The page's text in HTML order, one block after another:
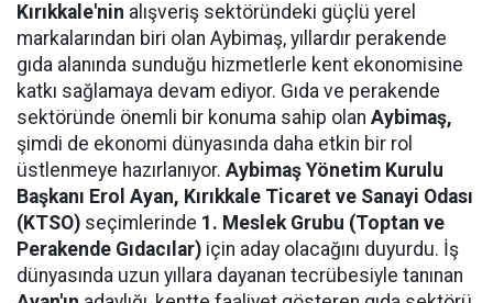
Kırıkkale'nin alışveriş sektöründeki güçlü yerel
markalarından biri olan Aybimaş, yıllardır perakende
gıda alanında sunduğu hizmetlerle kent ekonomisine
katkı sağlamaya devam ediyor. Gıda ve perakende
sektöründe önemli bir konuma sahip olan Aybimaş,
şimdi de ekonomi dünyasında daha etkin bir rol
üstlenmeye hazırlanıyor. Aybimaş Yönetim Kurulu
Başkanı Erol Ayan, Kırıkkale Ticaret ve Sanayi Odası
(KTSO) seçimlerinde 1. Meslek Grubu (Toptan ve
Perakende Gıdacılar) için aday olacağını duyurdu. İş
dünyasında uzun yıllara dayanan tecrübesiyle tanınan